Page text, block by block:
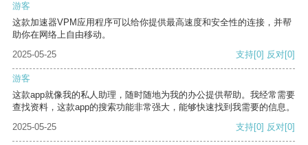
游客
这款加速器VPM应用程序可以给你提供最高速度和安全性的连接，并帮
助你在网络上自由移动。
2025-05-25
支持[0] 反对[0]
游客
这款app就像我的私人助理，随时随地为我的办公提供帮助。我经常需要
查找资料，这款app的搜索功能非常强大，能够快速找到我需要的信息。
2025-05-25
支持[0] 反对[0]